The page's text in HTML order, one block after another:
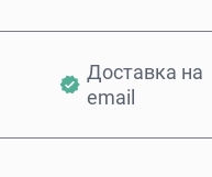
Доставка на
email